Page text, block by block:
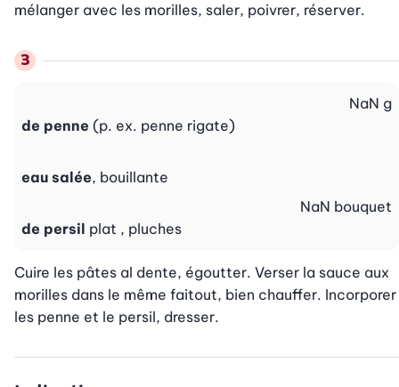
mélanger avec les morilles, saler, poivrer, réserver.
de penne (p. ex. penne rigate)
NaN g
eau salée, bouillante
de persil plat , pluches
NaN bouquet
Cuire les pâtes al dente, égoutter. Verser la sauce aux
morilles dans le même faitout, bien chauffer. Incorporer
les penne et le persil, dresser.